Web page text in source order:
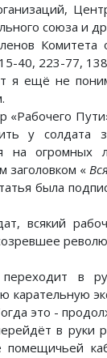
союза и
40, 223-77,
я ещё не
«Рабочего
у солдата
на огромных
заголовком «
была
всякий
в
карательную
это -
в руки
помещичьей